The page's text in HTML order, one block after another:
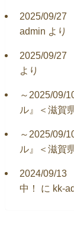
2025/09/27
admin より
2025/09/27
より
～2025/09/
ル』＜滋賀
～2025/09/
ル』＜滋賀
2024/09/13
中！
に kk-